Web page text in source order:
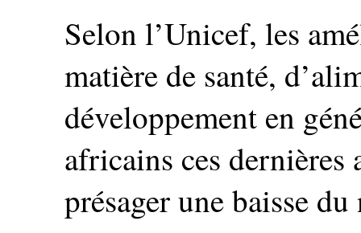
Selon l’Unicef, les
matière de santé,
développement en
africains ces dernières
présager une baisse